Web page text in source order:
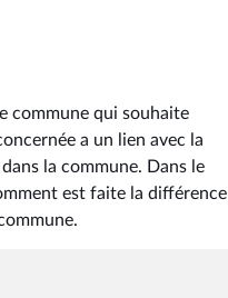
commune qui souhaite
a un lien avec la
la commune. Dans le
est faite la différence